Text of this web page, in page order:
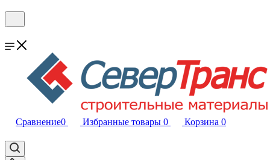
Сравнение0 Избранные товары 0 Корзина 0